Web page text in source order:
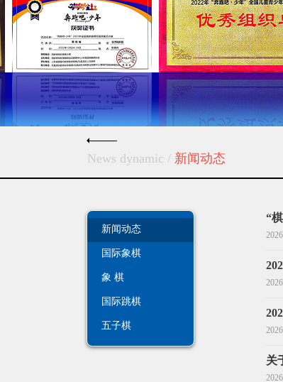
News dynamic / 新闻动态
“
关
新闻动态
国际象棋
象 棋
国际跳棋
五子棋